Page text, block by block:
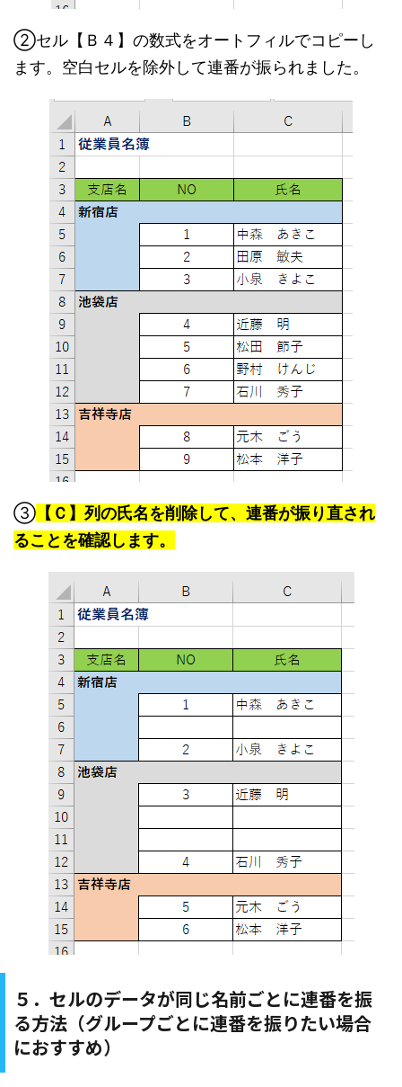
②セル【Ｂ４】の数式をオートフィルでコピーし
ます。空白セルを除外して連番が振られました。
③ 【Ｃ】列の氏名を削除して、連番が振り直され
ることを確認します。
５．セルのデータが同じ名前ごとに連番を振
る方法（グループごとに連番を振りたい場合
におすすめ）